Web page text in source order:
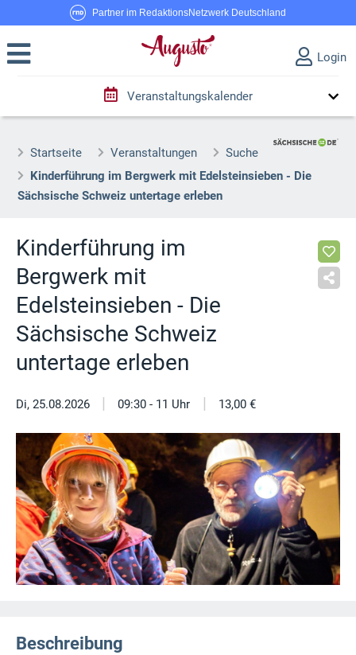
Partner im RedaktionsNetzwerk Deutschland
Login
Veranstaltungskalender
Startseite Veranstaltungen
Suche
Kinderführung im Bergwerk mit Edelsteinsieben - Die
Sächsische Schweiz untertage erleben
Kinderführung im
Bergwerk mit
Edelsteinsieben - Die
Sächsische Schweiz
untertage erleben
Di, 25.08.2026 | 09:30 - 11 Uhr | 13,00 €
Beschreibung